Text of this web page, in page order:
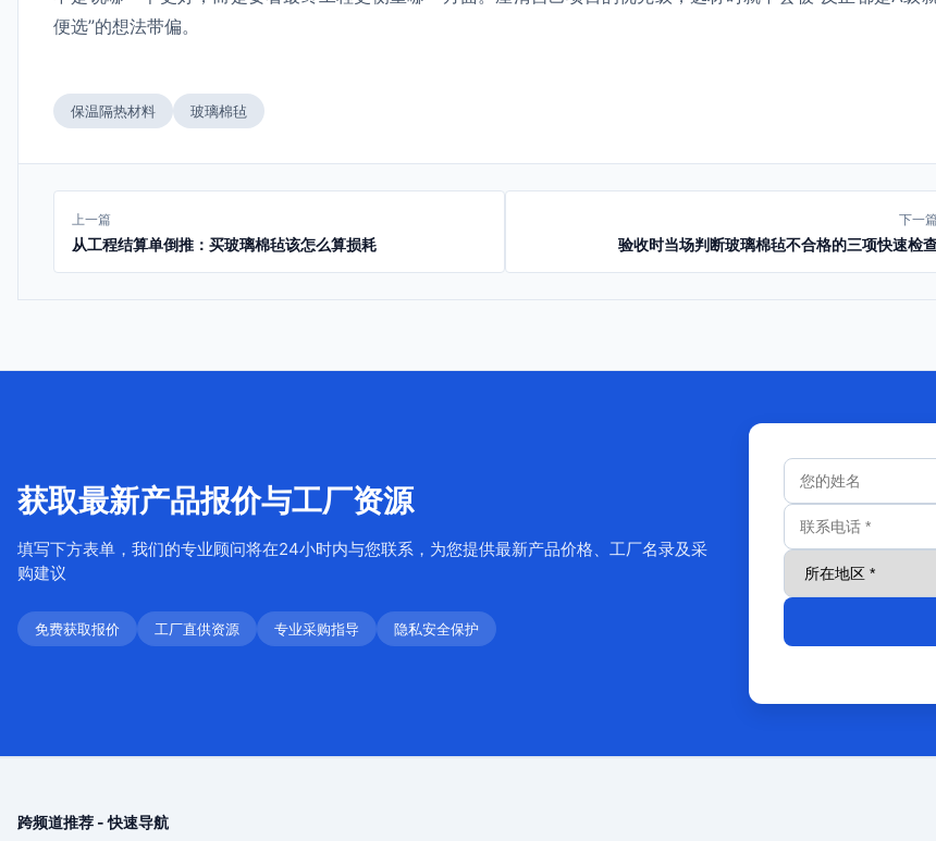
便选”的想法带偏。
保温隔热材料 玻璃棉毡
上一篇
从工程结算单倒推：买玻璃棉毡该怎么算损耗
下一
验收时当场判断玻璃棉毡不合格的三项快速检
获取最新产品报价与工厂资源
填写下方表单，我们的专业顾问将在24小时内与您联系，为您提供最新产品价格、工厂名录及采
购建议
免费获取报价 工厂直供资源 专业采购指导 隐私安全保护
跨频道推荐 - 快速导航